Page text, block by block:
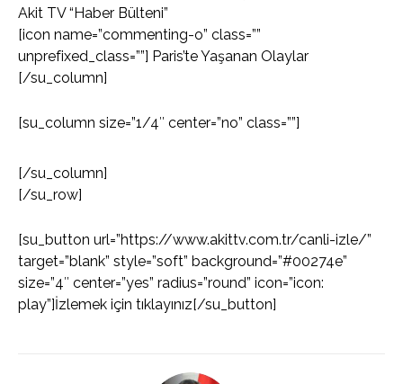
Akit TV “Haber Bülteni”
[icon name=”commenting-o” class=””
unprefixed_class=””] Paris’te Yaşanan Olaylar
[/su_column]
[su_column size=”1/4″ center=”no” class=””]
[/su_column]
[/su_row]
[su_button url=”https://www.akittv.com.tr/canli-izle/”
target=”blank” style=”soft” background=”#00274e”
size=”4″ center=”yes” radius=”round” icon=”icon:
play”]İzlemek için tıklayınız[/su_button]